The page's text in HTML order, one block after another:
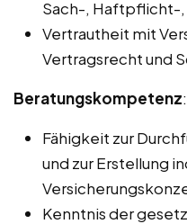
Sach-, Haftpflicht-,
Vertrautheit mit
Vertragsrecht und
Beratungskompetenz:
Fähigkeit zur
und zur Erstellung
Kenntnis der